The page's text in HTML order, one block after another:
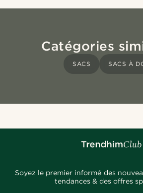
Catégories
SACS SACS À
Soyez le premier informé des
tendances & des offres